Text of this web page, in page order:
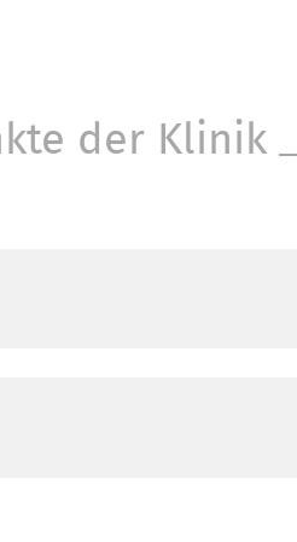
und
der Klinik